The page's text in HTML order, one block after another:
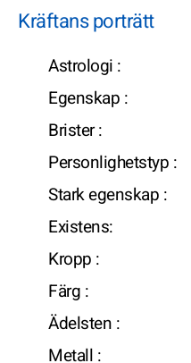
Kräftans porträtt
Astrologi :
Egenskap :
Brister :
Personlighetstyp :
Stark egenskap :
Existens:
Kropp :
Färg :
Ädelsten :
Metall :